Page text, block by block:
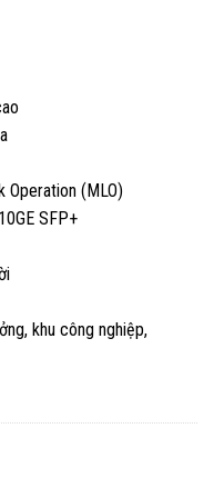
Operation (MLO)
SFP+
khu công nghiệp,